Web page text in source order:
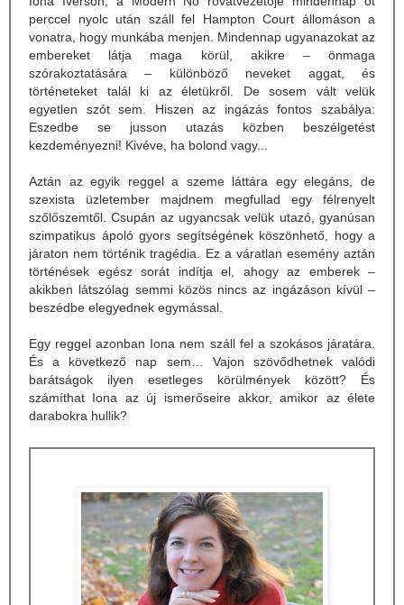
perccel nyolc után száll fel Hampton Court állomáson a
vonatra, hogy munkába menjen. Mindennap ugyanazokat az
embereket látja maga körül, akikre – önmaga
szórakoztatására – különböző neveket aggat, és
történeteket talál ki az életükről. De sosem vált velük
egyetlen szót sem. Hiszen az ingázás fontos szabálya:
Eszedbe se jusson utazás közben beszélgetést
kezdeményezni! Kivéve, ha bolond vagy...
Aztán az egyik reggel a szeme láttára egy elegáns, de
szexista üzletember majdnem megfullad egy félrenyelt
szőlőszemtől. Csupán az ugyancsak velük utazó, gyanúsan
szimpatikus ápoló gyors segítségének köszönhető, hogy a
járaton nem történik tragédia. Ez a váratlan esemény aztán
történések egész sorát indítja el, ahogy az emberek –
akikben látszólag semmi közös nincs az ingázáson kívül –
beszédbe elegyednek egymással.
Egy reggel azonban Iona nem száll fel a szokásos járatára.
És a következő nap sem… Vajon szövődhetnek valódi
barátságok ilyen esetleges körülmények között? És
számíthat Iona az új ismerőseire akkor, amikor az élete
darabokra hullik?